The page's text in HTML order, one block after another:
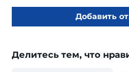
Добавить
Делитесь тем, что